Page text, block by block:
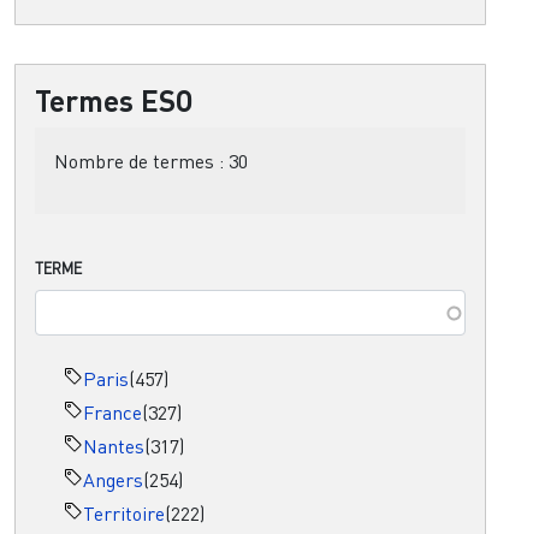
Termes ESO
Nombre de termes : 30
TERME
Paris(457)
France(327)
Nantes(317)
Angers(254)
Territoire(222)